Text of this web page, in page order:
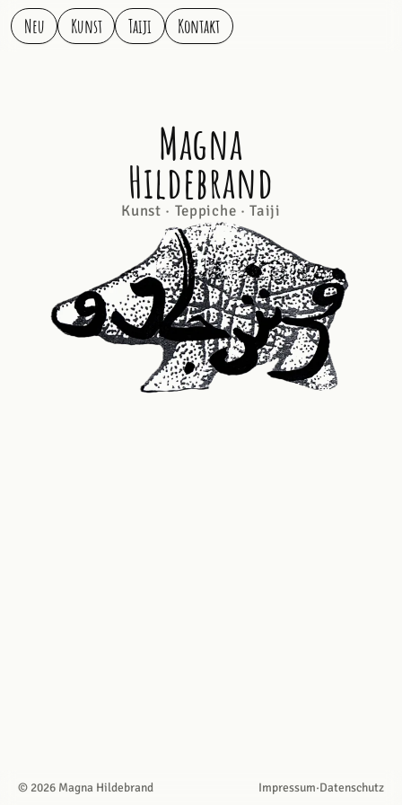
Neu Kunst Taiji Kontakt
Magna
Hildebrand
Kunst · Teppiche · Taiji
© 2026 Magna Hildebrand Impressum·Datenschutz